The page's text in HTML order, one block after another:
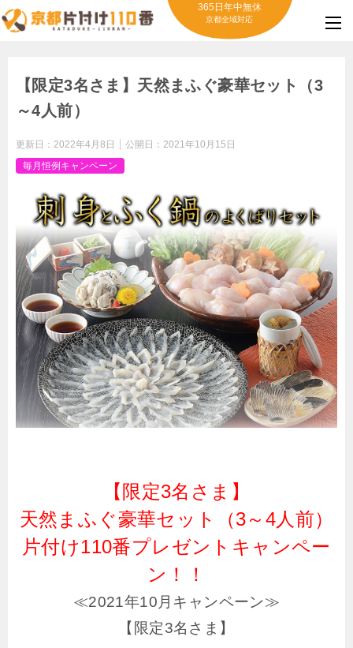
365日年中無休
京都全域対応
【限定3名さま】天然まふぐ豪華セット（3
～4人前）
更新日： 2022年4月8日 公開日： 2021年10月15日
毎月恒例キャンペーン
【限定3名さま】
天然まふぐ豪華セット（3～4人前）
片付け110番プレゼントキャンペー
ン！！
≪2021年10月キャンペーン≫
【限定3名さま】